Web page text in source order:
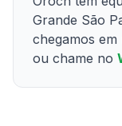
Grande São
chegamos em
ou chame no